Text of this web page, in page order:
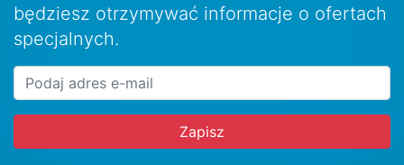
będziesz otrzymywać informacje o ofertach
specjalnych.